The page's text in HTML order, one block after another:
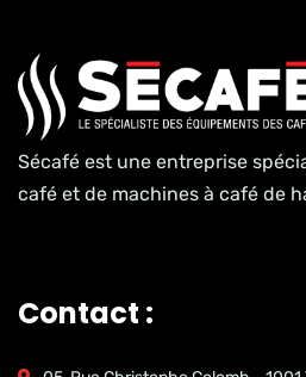
Sécafé est une entreprise
café et de machines à café de
Contact :